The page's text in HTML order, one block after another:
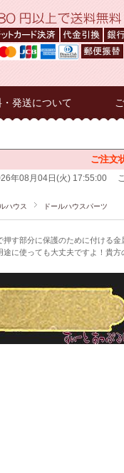
・発送について
ハウス ドールハウスパーツ
押す部分に保護のために付ける
に使っても大丈夫ですよ！貴